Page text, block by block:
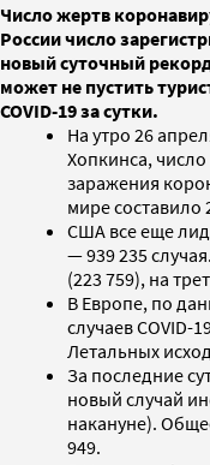
Число жертв
России число
новый суточный
может не пустить
COVID-19 за сутки.
На утро 26
Хопкинса,
заражения
мире составило
США все еще
— 939 235
(223 759), на
В Европе, по
случаев COVID-
Летальных
За последние
новый случай
накануне).
949.